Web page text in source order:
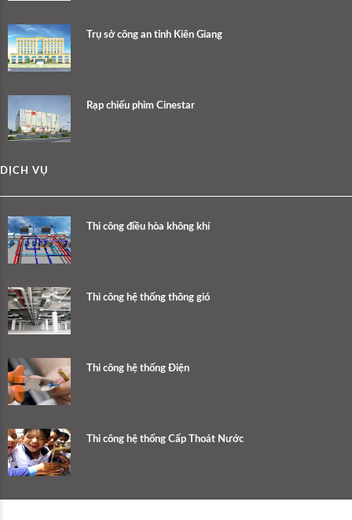
Trụ sở công an tỉnh Kiên Giang
Rạp chiếu phim Cinestar
DỊCH VỤ
Thi công điều hòa không khí
Thi công hệ thống thông gió
Thi công hệ thống Điện
Thi công hệ thống Cấp Thoát Nước